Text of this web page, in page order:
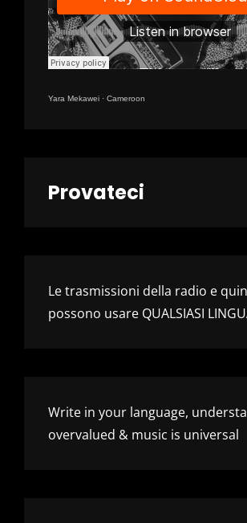
Yara Mekawei · Cameroon
Provateci
Le trasmissioni della radio e
possono usare QUALSIASI
Write in your language,
overvalued & music is universal